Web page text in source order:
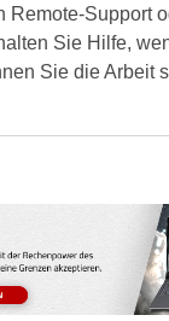
Remote-Support
Sie Hilfe,
Sie die Arbeit